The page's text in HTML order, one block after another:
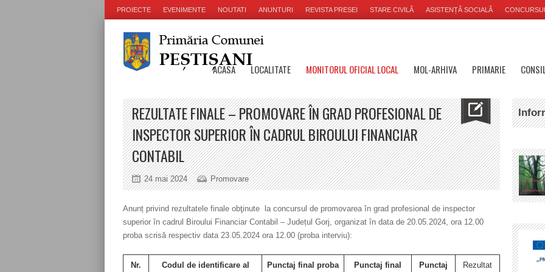
PROIECTE EVENIMENTE NOUTATI ANUNTURI REVISTA PRESEI STARE CIVILĂ ASISTENȚĂ SOCIALĂ
ACASA LOCALITATE MONITORUL OFICIAL LOCAL MOL-ARHIVA PRIMARIE
REZULTATE FINALE – PROMOVARE ÎN GRAD PROFESIONAL DE
INSPECTOR SUPERIOR ÎN CADRUL BIROULUI FINANCIAR
CONTABIL
24 mai 2024 Promovare
Anunț privind rezultatele finale obţinute la concursul de promovarea în grad profesional de inspector
superior în cadrul Biroului Financiar Contabil – Județul Gorj, organizat în data de 20.05.2024, ora 12.00
proba scrisă respectiv data 23.05.2024 ora 12.00 (proba interviu):
Nr.
Codul de identificare al
Punctaj final proba
Punctaj final
Punctaj
Rezultat